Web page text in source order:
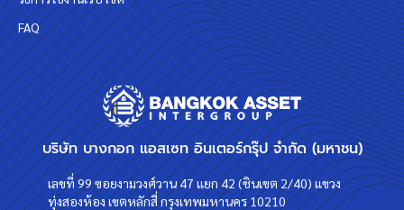
บริษัท บางกอก แอสเซท อินเตอร์กรุ๊ป จำกัด (มหาชน)
เลขที่ 99 ซอยงามวงศ์วาน 47 แยก 42 (ชินเขต 2/40) แขวง
ทุ่งสองห้อง เขตหลักสี่ กรุงเทพมหานคร 10210
FAQ